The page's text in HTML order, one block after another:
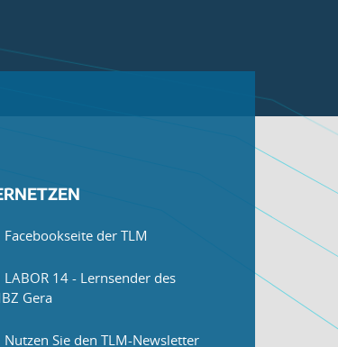
Facebookseite der TLM
LABOR 14 - Lernsender des
Gera
Nutzen Sie den TLM-Newsletter